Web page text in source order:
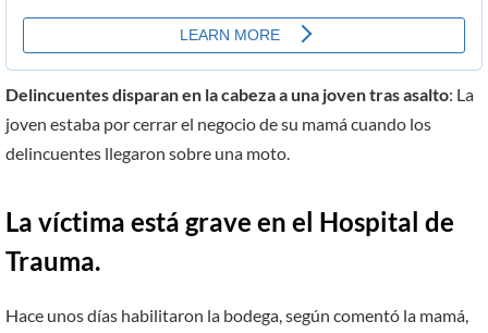
Delincuentes disparan en la cabeza a una joven tras asalto: La
joven estaba por cerrar el negocio de su mamá cuando los
delincuentes llegaron sobre una moto.
La víctima está grave en el Hospital de
Trauma.
Hace unos días habilitaron la bodega, según comentó la mamá,